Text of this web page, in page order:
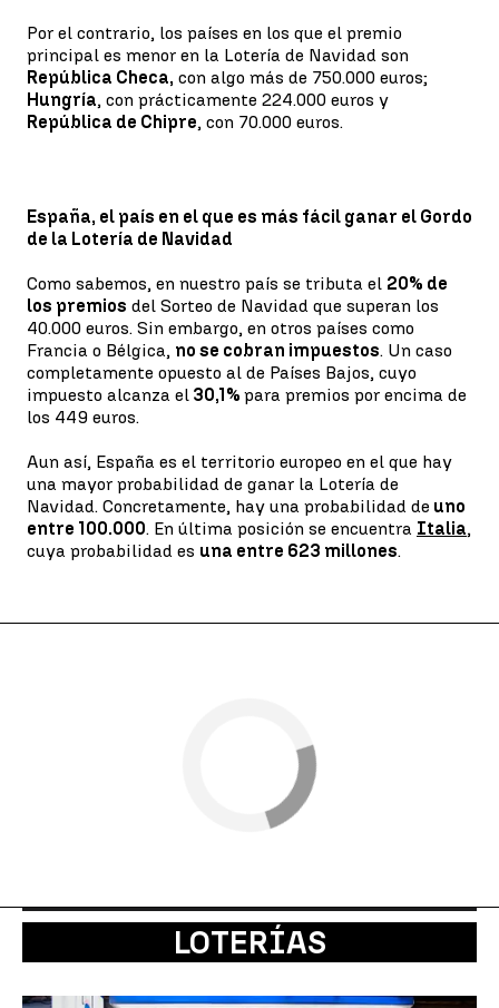
Por el contrario, los países en los que el premio
principal es menor en la Lotería de Navidad son
República Checa, con algo más de 750.000 euros;
Hungría, con prácticamente 224.000 euros y
República de Chipre, con 70.000 euros.
España, el país en el que es más fácil ganar el Gordo
de la Lotería de Navidad
Como sabemos, en nuestro país se tributa el 20% de
los premios del Sorteo de Navidad que superan los
40.000 euros. Sin embargo, en otros países como
Francia o Bélgica, no se cobran impuestos. Un caso
completamente opuesto al de Países Bajos, cuyo
impuesto alcanza el 30,1% para premios por encima de
los 449 euros.
Aun así, España es el territorio europeo en el que hay
una mayor probabilidad de ganar la Lotería de
Navidad. Concretamente, hay una probabilidad de uno
entre 100.000. En última posición se encuentra Italia,
cuya probabilidad es una entre 623 millones.
LOTERÍAS